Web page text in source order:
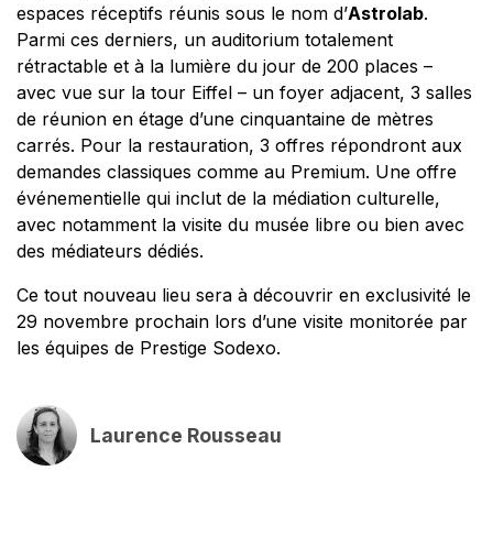
espaces réceptifs réunis sous le nom d’Astrolab.
Parmi ces derniers, un auditorium totalement
rétractable et à la lumière du jour de 200 places –
avec vue sur la tour Eiffel – un foyer adjacent, 3 salles
de réunion en étage d’une cinquantaine de mètres
carrés. Pour la restauration, 3 offres répondront aux
demandes classiques comme au Premium. Une offre
événementielle qui inclut de la médiation culturelle,
avec notamment la visite du musée libre ou bien avec
des médiateurs dédiés.
Ce tout nouveau lieu sera à découvrir en exclusivité le
29 novembre prochain lors d’une visite monitorée par
les équipes de Prestige Sodexo.
Laurence Rousseau